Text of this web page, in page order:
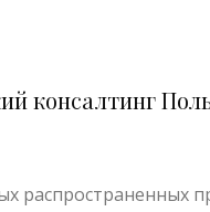
консалтинг
распространенных